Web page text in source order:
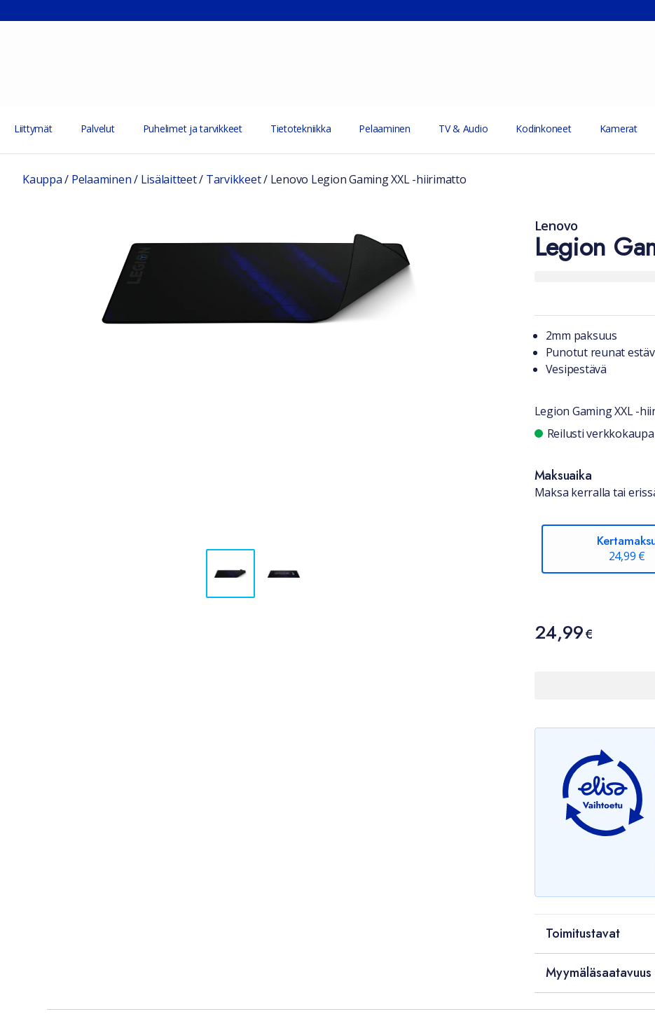
Liittymät Palvelut Puhelimet ja tarvikkeet Tietotekniikka Pelaaminen TV & Audio Kodinkoneet Kamerat
Kauppa/ Pelaaminen/ Lisälaitteet/ Tarvikkeet/ Lenovo Legion Gaming XXL -hiirimatto
Legion
Lenovo
Tuotteesta
2mm paksuus
Punotut reunat
Vesipestävä
Legion Gaming XXL -
Reilusti
Maksuaika
Maksa kerralla tai
24,99 €
Hinta
24,99 €
24,99€
Toimitustavat
Myymäläsaatavuus